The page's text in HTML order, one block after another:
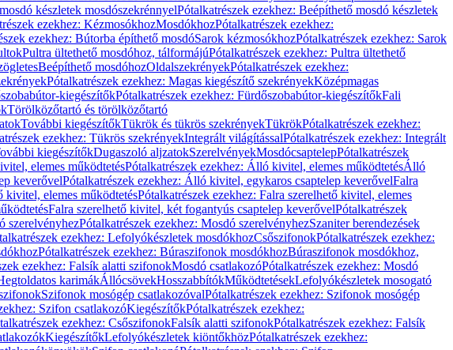
készletek mosdószekrénnyelPótalkatrészek ezekhez: Beépíthető mosdó készletek
ezekhez: KézmosókhozMosdókhozPótalkatrészek ezekhez:
ezekhez: Bútorba építhető mosdóSarok kézmosókhozPótalkatrészek ezekhez: Sarok
Pultra ültethető mosdóhoz, tálformájúPótalkatrészek ezekhez: Pultra ültethető
Beépíthető mosdóhozOldalszekrényekPótalkatrészek ezekhez:
Pótalkatrészek ezekhez: Magas kiegészítő szekrényekKözépmagas
kiegészítőkPótalkatrészek ezekhez: Fürdőszobabútor-kiegészítőkFali
Törölközőtartó és törölközőtartó
További kiegészítőkTükrök és tükrös szekrényekTükrökPótalkatrészek ezekhez:
ezekhez: Tükrös szekrényekIntegrált világítássalPótalkatrészek ezekhez: Integrált
kiegészítőkDugaszoló aljzatokSzerelvényekMosdócsaptelepPótalkatrészek
elemes működtetésPótalkatrészek ezekhez: Álló kivitel, elemes működtetésÁlló
keverővelPótalkatrészek ezekhez: Álló kivitel, egykaros csaptelep keverővelFalra
kivitel, elemes működtetésPótalkatrészek ezekhez: Falra szerelhető kivitel, elemes
Falra szerelhető kivitel, két fogantyús csaptelep keverővelPótalkatrészek
szerelvényhezPótalkatrészek ezekhez: Mosdó szerelvényhezSzaniter berendezések
ezekhez: Lefolyókészletek mosdókhozCsőszifonokPótalkatrészek ezekhez:
Pótalkatrészek ezekhez: Búraszifonok mosdókhozBúraszifonok mosdókhoz,
ezekhez: Falsík alatti szifonokMosdó csatlakozóPótalkatrészek ezekhez: Mosdó
karimákÁllócsövekHosszabbítókMűködtetésekLefolyókészletek mosogató
Szifonok mosógép csatlakozóvalPótalkatrészek ezekhez: Szifonok mosógép
Szifon csatlakozóKiegészítőkPótalkatrészek ezekhez:
ezekhez: CsőszifonokFalsík alatti szifonokPótalkatrészek ezekhez: Falsík
KiegészítőkLefolyókészletek kiöntőkhözPótalkatrészek ezekhez: